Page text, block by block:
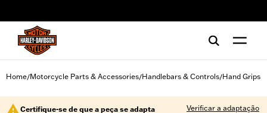
Home/Motorcycle Parts & Accessories/Handlebars & Controls/Hand Grips
Certifique-se de que a peça se adapta Verificar a adaptação